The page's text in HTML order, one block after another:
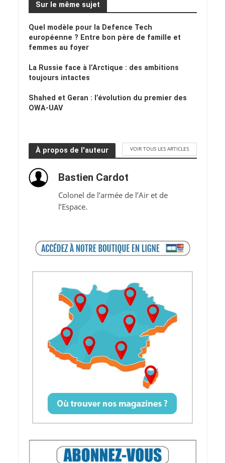
Sur le même sujet
Quel modèle pour la Defence Tech
européenne ? Entre bon père de famille et
femmes au foyer
La Russie face à l’Arctique : des ambitions
toujours intactes
Shahed et Geran : l’évolution du premier des
OWA-UAV
À propos de l'auteur VOIR TOUS LES ARTICLES
Bastien Cardot
Colonel de l’armée de l’Air et de
l’Espace.